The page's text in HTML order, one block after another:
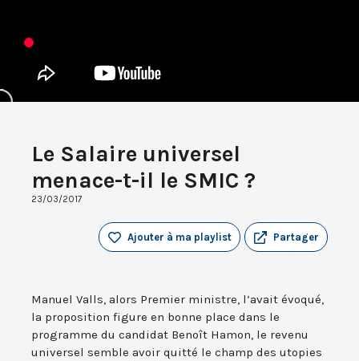
Le Salaire universel
menace-t-il le SMIC ?
23/03/2017
Partager
Ajouter à ma playlist
Manuel Valls, alors Premier ministre, l’avait évoqué,
la proposition figure en bonne place dans le
programme du candidat Benoît Hamon, le revenu
universel semble avoir quitté le champ des utopies